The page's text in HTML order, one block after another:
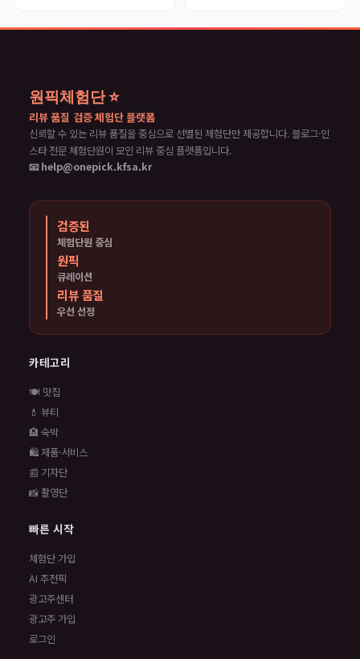
원픽체험단 ⭐
리뷰 품질 검증 체험단 플랫폼
신뢰할 수 있는 리뷰 품질을 중심으로 선별된 체험단만 제공합니다. 블로그·인
스타 전문 체험단원이 모인 리뷰 중심 플랫폼입니다.
📧 help@onepick.kfsa.kr
검증된
체험단원 중심
원픽
큐레이션
리뷰 품질
우선 선정
카테고리
🍽️ 맛집
💄 뷰티
🏨 숙박
🛍️ 제품·서비스
📰 기자단
📸 촬영단
빠른 시작
체험단 가입
AI 추천픽
광고주센터
광고주 가입
로그인